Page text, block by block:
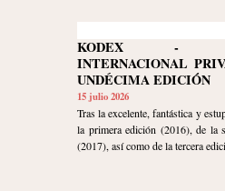
KODEX -
INTERNACIONAL
UNDÉCIMA EDICIÓN
15 julio 2026
Tras la excelente, fantástica y
la primera edición (2016), de la
(2017), así como de la tercera